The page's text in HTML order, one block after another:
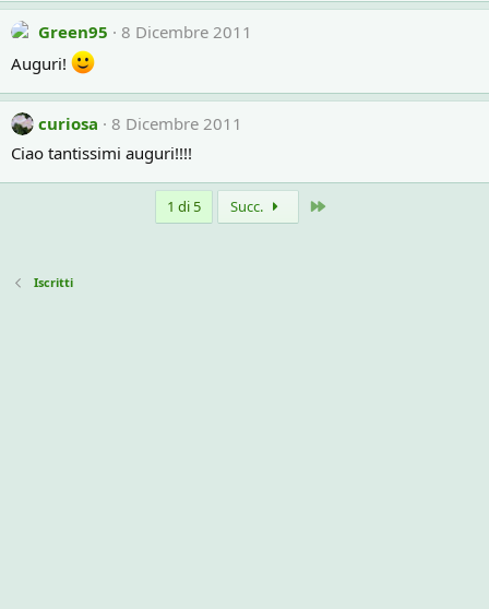
Green95
8 Dicembre 2011
Auguri!
curiosa
8 Dicembre 2011
Ciao tantissimi auguri!!!!
1 di 5 Succ.
Iscritti